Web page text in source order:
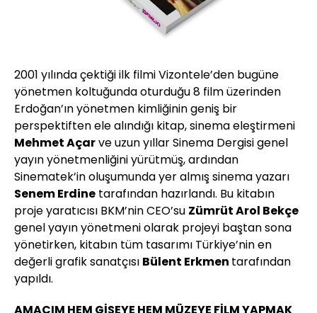
2001 yılında çektiği ilk filmi Vizontele’den bugüne
yönetmen koltuğunda oturduğu 8 film üzerinden
Erdoğan’ın yönetmen kimliğinin geniş bir
perspektiften ele alındığı kitap, sinema eleştirmeni
Mehmet Açarve uzun yıllar Sinema Dergisi genel
yayın yönetmenliğini yürütmüş, ardından
Sinematek’in oluşumunda yer almış sinema yazarı
Senem Erdine tarafından hazırlandı. Bu kitabın
proje yaratıcısı BKM’nin CEO’su Zümrüt Arol Bekçe
genel yayın yönetmeni olarak projeyi baştan sona
yönetirken, kitabın tüm tasarımı Türkiye’nin en
değerli grafik sanatçısı Bülent Erkmen tarafından
yapıldı.